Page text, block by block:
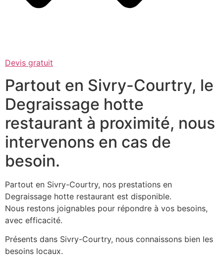
Devis gratuit
Partout en Sivry-Courtry, le
Degraissage hotte
restaurant à proximité, nous
intervenons en cas de
besoin.
Partout en Sivry-Courtry, nos prestations en
Degraissage hotte restaurant est disponible.
Nous restons joignables pour répondre à vos besoins,
avec efficacité.
Présents dans Sivry-Courtry, nous connaissons bien les
besoins locaux.